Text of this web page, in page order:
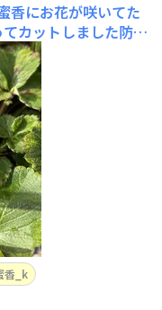
香にお花が咲いてた
カットしました防虫
葉っぱが茶色くなっ
分不足・乾燥 ・日
・自然な老化いった
は他社のいちご
香_k